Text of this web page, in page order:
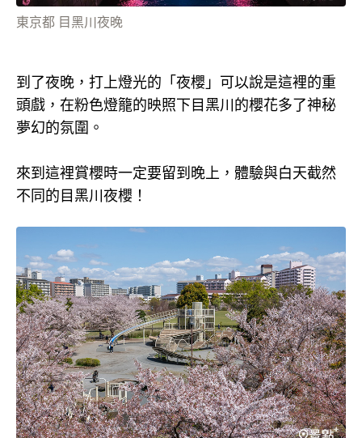
東京都 目黑川夜晚
到了夜晚，打上燈光的「夜櫻」可以說是這裡的重
頭戲，在粉色燈籠的映照下目黑川的櫻花多了神秘
夢幻的氛圍。
來到這裡賞櫻時一定要留到晚上，體驗與白天截然
不同的目黑川夜櫻！